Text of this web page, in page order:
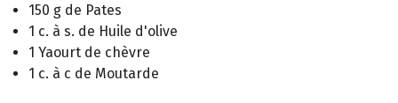
150 g de Pates
1 c. à s. de Huile d'olive
1 Yaourt de chèvre
1 c. à c de Moutarde